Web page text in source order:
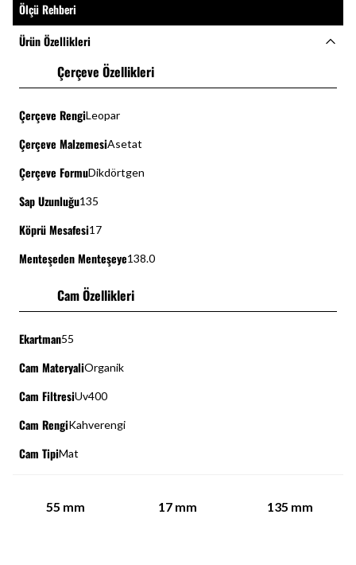
Ölçü Rehberi
Ürün Özellikleri
Çerçeve Özellikleri
Çerçeve RengiLeopar
Çerçeve MalzemesiAsetat
Çerçeve FormuDikdörtgen
Sap Uzunluğu135
Köprü Mesafesi17
Menteşeden Menteşeye138.0
Cam Özellikleri
Ekartman55
Cam MateryaliOrganik
Cam FiltresiUv400
Cam RengiKahverengi
Cam TipiMat
55 mm 17 mm 135 mm